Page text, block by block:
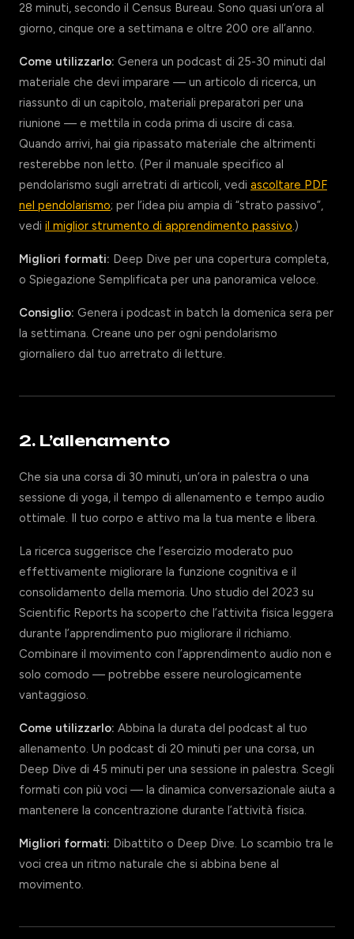
28 minuti, secondo il Census Bureau. Sono quasi un’ora al
giorno, cinque ore a settimana e oltre 200 ore all’anno.
Come utilizzarlo: Genera un podcast di 25-30 minuti dal
materiale che devi imparare — un articolo di ricerca, un
riassunto di un capitolo, materiali preparatori per una
riunione — e mettila in coda prima di uscire di casa.
Quando arrivi, hai gia ripassato materiale che altrimenti
resterebbe non letto. (Per il manuale specifico al
pendolarismo sugli arretrati di articoli, vedi ascoltare PDF
nel pendolarismo; per l’idea piu ampia di “strato passivo”,
vedi il miglior strumento di apprendimento passivo.)
Migliori formati: Deep Dive per una copertura completa,
o Spiegazione Semplificata per una panoramica veloce.
Consiglio: Genera i podcast in batch la domenica sera per
la settimana. Creane uno per ogni pendolarismo
giornaliero dal tuo arretrato di letture.
2. L’allenamento
Che sia una corsa di 30 minuti, un’ora in palestra o una
sessione di yoga, il tempo di allenamento e tempo audio
ottimale. Il tuo corpo e attivo ma la tua mente e libera.
La ricerca suggerisce che l’esercizio moderato puo
effettivamente migliorare la funzione cognitiva e il
consolidamento della memoria. Uno studio del 2023 su
Scientific Reports ha scoperto che l’attivita fisica leggera
durante l’apprendimento puo migliorare il richiamo.
Combinare il movimento con l’apprendimento audio non e
solo comodo — potrebbe essere neurologicamente
vantaggioso.
Come utilizzarlo: Abbina la durata del podcast al tuo
allenamento. Un podcast di 20 minuti per una corsa, un
Deep Dive di 45 minuti per una sessione in palestra. Scegli
formati con più voci — la dinamica conversazionale aiuta a
mantenere la concentrazione durante l’attività fisica.
Migliori formati: Dibattito o Deep Dive. Lo scambio tra le
voci crea un ritmo naturale che si abbina bene al
movimento.